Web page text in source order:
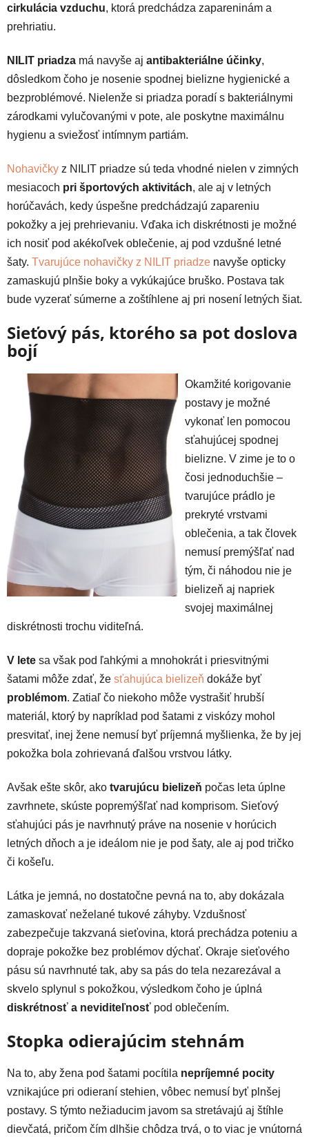
cirkulácia vzduchu, ktorá predchádza zapareninám a
prehriatiu.
NILIT priadza má navyše aj antibakteriálne účinky,
dôsledkom čoho je nosenie spodnej bielizne hygienické a
bezproblémové. Nielenže si priadza poradí s bakteriálnymi
zárodkami vylučovanými v pote, ale poskytne maximálnu
hygienu a sviežosť intímnym partiám.
Nohavičky z NILIT priadze sú teda vhodné nielen v zimných
mesiacoch pri športových aktivitách, ale aj v letných
horúčavách, kedy úspešne predchádzajú zapareniu
pokožky a jej prehrievaniu. Vďaka ich diskrétnosti je možné
ich nosiť pod akékoľvek oblečenie, aj pod vzdušné letné
šaty. Tvarujúce nohavičky z NILIT priadze navyše opticky
zamaskujú plnšie boky a vykúkajúce bruško. Postava tak
bude vyzerať súmerne a zoštíhlene aj pri nosení letných šiat.
Sieťový pás, ktorého sa pot doslova
bojí
Okamžité korigovanie
postavy je možné
vykonať len pomocou
sťahujúcej spodnej
bielizne. V zime je to o
čosi jednoduchšie –
tvarujúce prádlo je
prekryté vrstvami
oblečenia, a tak človek
nemusí premýšľať nad
tým, či náhodou nie je
bielizeň aj napriek
svojej maximálnej
diskrétnosti trochu viditeľná.
V lete sa však pod ľahkými a mnohokrát i priesvitnými
šatami môže zdať, že sťahujúca bielizeň dokáže byť
problémom. Zatiaľ čo niekoho môže vystrašiť hrubší
materiál, ktorý by napríklad pod šatami z viskózy mohol
presvitať, inej žene nemusí byť príjemná myšlienka, že by jej
pokožka bola zohrievaná ďalšou vrstvou látky.
Avšak ešte skôr, ako tvarujúcu bielizeň počas leta úplne
zavrhnete, skúste popremýšľať nad komprisom. Sieťový
sťahujúci pás je navrhnutý práve na nosenie v horúcich
letných dňoch a je ideálom nie je pod šaty, ale aj pod tričko
či košeľu.
Látka je jemná, no dostatočne pevná na to, aby dokázala
zamaskovať neželané tukové záhyby. Vzdušnosť
zabezpečuje takzvaná sieťovina, ktorá prechádza poteniu a
dopraje pokožke bez problémov dýchať. Okraje sieťového
pásu sú navrhnuté tak, aby sa pás do tela nezarezával a
skvelo splynul s pokožkou, výsledkom čoho je úplná
diskrétnosť a neviditeľnosť pod oblečením.
Stopka odierajúcim stehnám
Na to, aby žena pod šatami pocítila nepríjemné pocity
vznikajúce pri odieraní stehien, vôbec nemusí byť plnšej
postavy. S týmto nežiaducim javom sa stretávajú aj štíhle
dievčatá, pričom čím dlhšie chôdza trvá, o to viac je vnútorná